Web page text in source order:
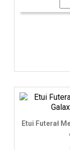
Etui Futerał